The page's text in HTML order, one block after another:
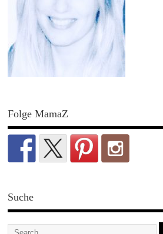
Folge MamaZ
Suche